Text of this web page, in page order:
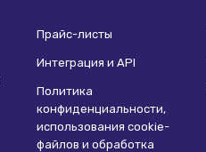
Прайс-листы
Интеграция и API
Политика
конфиденциальности,
использования сookie-
файлов и обработка